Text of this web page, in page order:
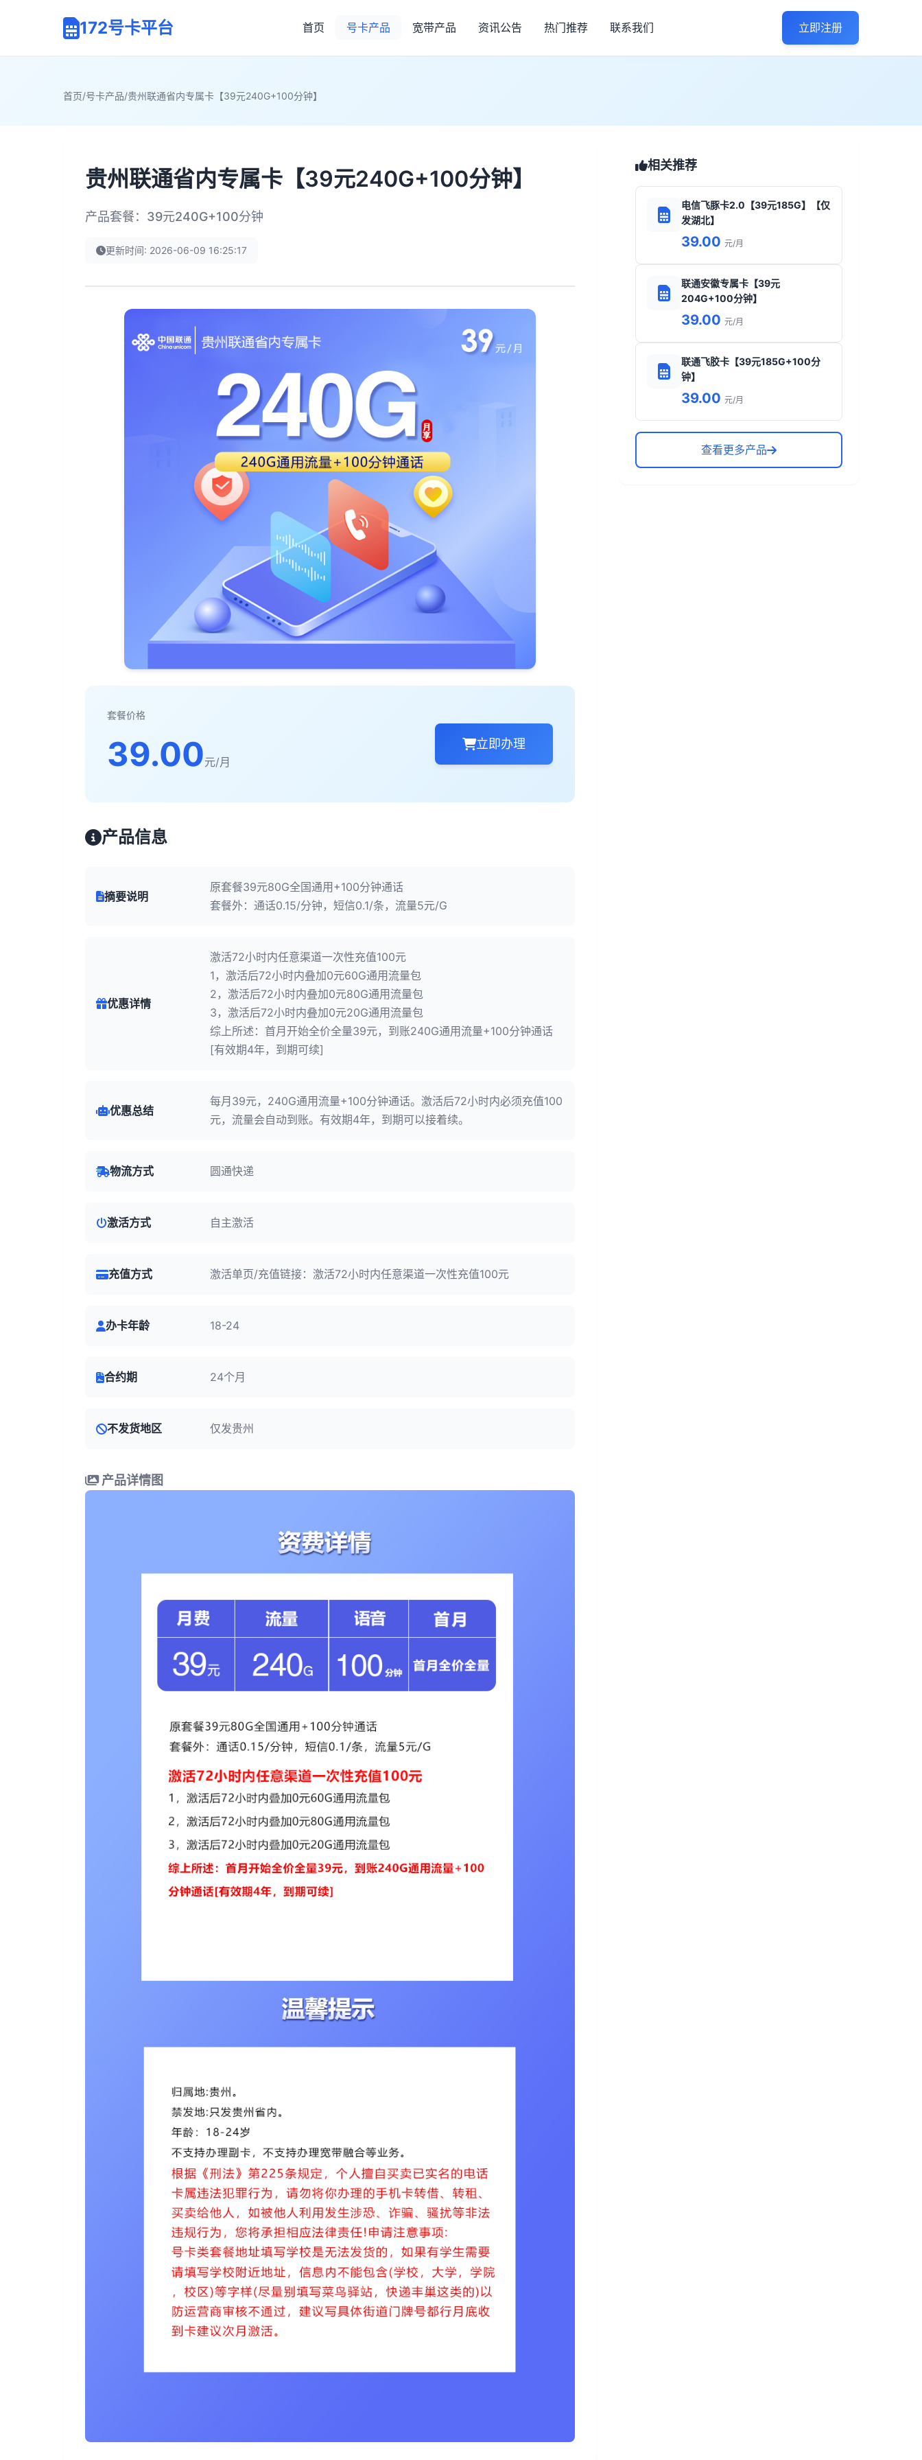
172号卡平台 首页 号卡产品 宽带产品 资讯公告 热门推荐 联系我们 立即注册
首页/号卡产品/贵州联通省内专属卡【39元240G+100分钟】
贵州联通省内专属卡【39元240G+100分钟】
产品套餐：39元240G+100分钟
更新时间: 2026-06-09 16:25:17
套餐价格
39.00元/月
立即办理
产品信息
摘要说明
原套餐39元80G全国通用+100分钟通话
套餐外：通话0.15/分钟，短信0.1/条，流量5元/G
优惠详情
激活72小时内任意渠道一次性充值100元
1，激活后72小时内叠加0元60G通用流量包
2，激活后72小时内叠加0元80G通用流量包
3，激活后72小时内叠加0元20G通用流量包
综上所述：首月开始全价全量39元，到账240G通用流量+100分钟通话
[有效期4年，到期可续]
优惠总结
每月39元，240G通用流量+100分钟通话。激活后72小时内必须充值100
元，流量会自动到账。有效期4年，到期可以接着续。
物流方式 圆通快递
激活方式 自主激活
充值方式 激活单页/充值链接：激活72小时内任意渠道一次性充值100元
办卡年龄 18-24
合约期 24个月
不发货地区 仅发贵州
产品详情图
相关推荐
电信飞豚卡2.0【39元185G】【仅
发湖北】
39.00 元/月
联通安徽专属卡【39元
204G+100分钟】
39.00 元/月
联通飞胶卡【39元185G+100分
钟】
39.00 元/月
查看更多产品